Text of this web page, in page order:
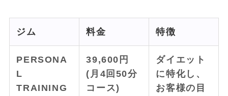
ジム 料金 特徴
PERSONA
L
TRAINING
39,600円
(月4回50分
コース)
ダイエット
に特化し、
お客様の目